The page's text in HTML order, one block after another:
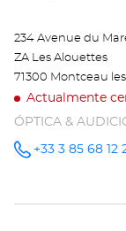
234 Avenue du
ZA Les Alouettes
71300 Montceau
Actualmente
ÓPTICA &
número
+33 3 85 68 12